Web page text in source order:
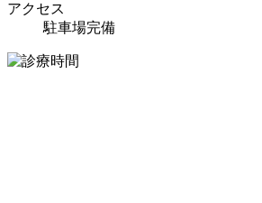
アクセス
駐車場完備